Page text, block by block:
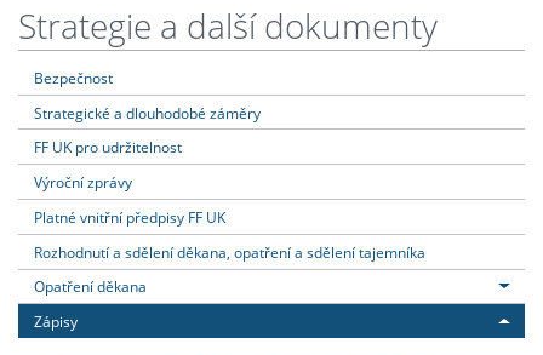
Strategie a další dokumenty
Bezpečnost
Strategické a dlouhodobé záměry
FF UK pro udržitelnost
Výroční zprávy
Platné vnitřní předpisy FF UK
Rozhodnutí a sdělení děkana, opatření a sdělení tajemníka
Opatření děkana
Zápisy